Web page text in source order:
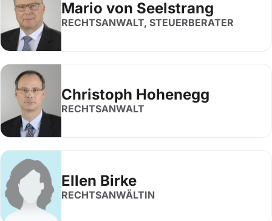
Mario von Seelstrang
RECHTSANWALT, STEUERBERATER
Christoph Hohenegg
RECHTSANWALT
Ellen Birke
RECHTSANWÄLTIN